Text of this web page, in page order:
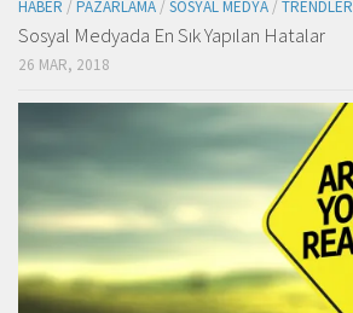
HABER / PAZARLAMA / SOSYAL MEDYA / TRENDLER
Sosyal Medyada En Sık Yapılan Hatalar
26 MAR, 2018